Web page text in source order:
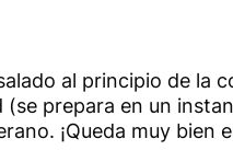
al principio de la
prepara en un
¡Queda muy bien